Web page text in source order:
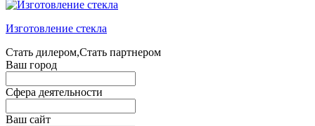
Изготовление стекла
Стать дилером,Стать партнером
Ваш город
Сфера деятельности
Ваш сайт